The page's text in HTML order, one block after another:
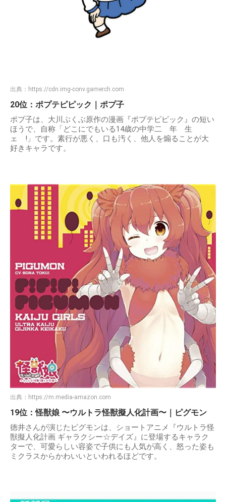
出典： https://cdn.img-conv.gamerch.com
20位：ポプテピピック｜ポプ子
ポプ子は、大川ぶくぶ原作の漫画『ポプテピピック』の短い
ほうで、自称「どこにでもいる14歳の中学二゙年゙生゙
ェ゙!」です。素行が悪く、口も汚く、他人を煽ることが大
好きキャラです。
出典： https://m.media-amazon.com
19位：怪獣娘 〜ウルトラ怪獣擬人化計画〜｜ピグモン
徳井さんが演じたピグモンは、ショートアニメ『ウルトラ怪
獣擬人化計画 ギャラクシー☆デイズ』に登場するキャラク
ターで、可愛らしい容姿で子供にも人気が高く、怒った姿も
ミクラスからかわいいといわれるほどです。